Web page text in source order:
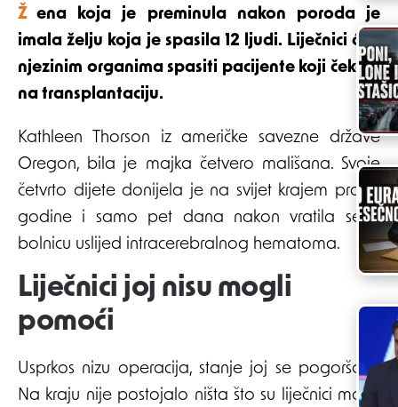
Žena koja je preminula nakon poroda je
imala želju koja je spasila 12 ljudi. Liječnici će s
njezinim organima spasiti pacijente koji čekaju
na transplantaciju.
Kathleen Thorson iz američke savezne države
Oregon, bila je majka četvero mališana. Svoje
četvrto dijete donijela je na svijet krajem prošle
godine i samo pet dana nakon vratila se u
bolnicu uslijed intracerebralnog hematoma.
Liječnici joj nisu mogli
pomoći
Usprkos nizu operacija, stanje joj se pogoršalo.
Na kraju nije postojalo ništa što su liječnici mogli